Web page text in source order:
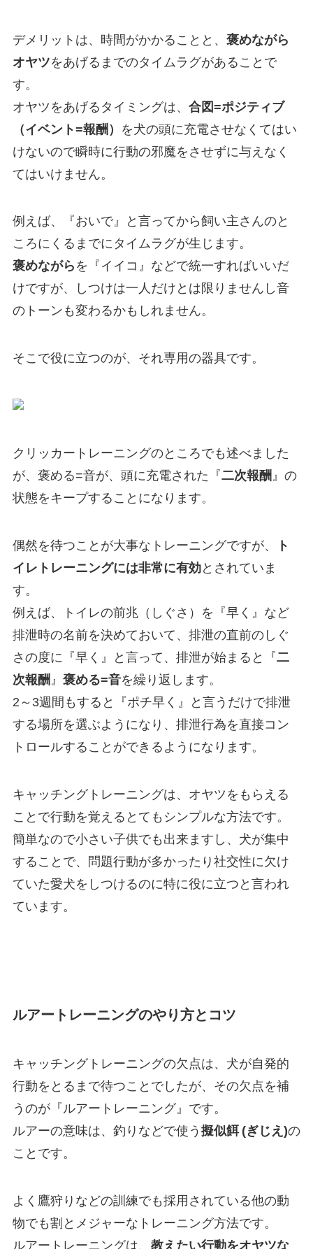
デメリットは、時間がかかることと、 褒めながら
オヤツをあげるまでのタイムラグがあることで
す。
オヤツをあげるタイミングは、 合図=ポジティブ
（イベント=報酬）
を犬の頭に充電させなくてはい
けないので瞬時に行動の邪魔をさせずに与えなく
てはいけません。
例えば、『おいで』と言ってから飼い主さんのと
ころにくるまでにタイムラグが生じます。
褒めながら を『イイコ』などで統一すればいいだ
けですが、しつけは一人だけとは限りませんし音
のトーンも変わるかもしれません。
そこで役に立つのが、それ専用の器具です。
クリッカートレーニングのところでも述べました
が、 褒める=音が、頭に充電された『二次報酬 』の
状態をキープする ことになります。
偶然を待つことが大事なトレーニングですが、
ト
イレトレーニングには非常に有効とされていま
す。
例えば、トイレの前兆（しぐさ）を『早く』など
排泄時の名前を決めておいて、排泄の直前のしぐ
さの度に『早く』と言って、排泄が始まると『二
次報酬 』 褒める=音を繰り返します。
2～3週間もすると『ポチ早く』と言うだけで排泄
する場所を選ぶようになり、排泄行為を直接コン
トロールすることができるようになります。
キャッチングトレーニングは、オヤツをもらえる
ことで行動を覚えるとてもシンプルな方法です。
簡単なので小さい子供でも出来ますし、犬が集中
することで、問題行動が多かったり社交性に欠け
ていた愛犬をしつけるのに特に役に立つと言われ
ています。
ルアートレーニングのやり方とコツ
キャッチングトレーニングの欠点は、犬が自発的
行動をとるまで待つことでしたが、その欠点を補
うのが『ルアートレーニング』です。
ルアーの意味は、釣りなどで使う 擬似餌 (ぎじえ)の
ことです。
よく鷹狩りなどの訓練でも採用されている他の動
物でも割とメジャーなトレーニング方法です。
ルアートレーニングは、 教えたい行動をオヤツな